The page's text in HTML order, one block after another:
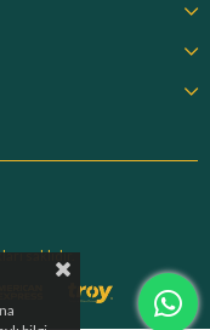
saklıdır.